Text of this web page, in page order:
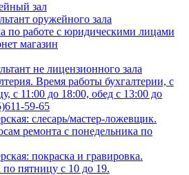
зал
оружейного зала
по работе с юридическими лицами
магазин
не лицензионного зала
Время работы бухгалтерии, с
с 11:00 до 18:00, обед с 13:00 до
59-65
слесарь/мастер-ложевщик.
ремонта с понедельника по
покраска и гравировка.
пятницу с 10 до 19.